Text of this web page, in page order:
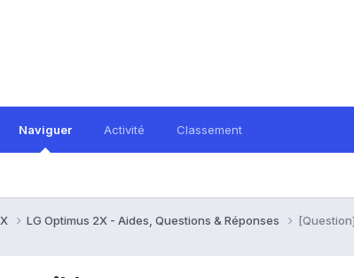
Naviguer Activité Classement
LG Optimus 2X - Aides, Questions & Réponses